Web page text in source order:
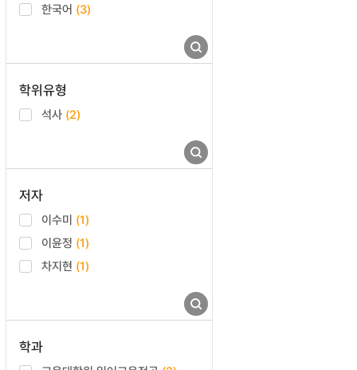
한국어 (3)
학위유형
석사 (2)
저자
이수미 (1)
이윤정 (1)
차지현 (1)
학과